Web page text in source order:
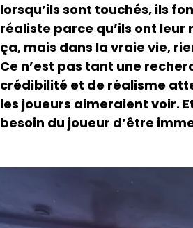
lorsqu’ils sont touchés, ils
réaliste parce qu’ils ont
ça, mais dans la vraie vie,
Ce n’est pas tant une
crédibilité et de réalisme
les joueurs aimeraient voir.
besoin du joueur d’être